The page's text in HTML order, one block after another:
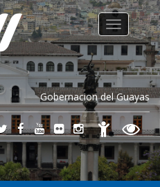
Gobernacion del Guayas
Toggle
navigation